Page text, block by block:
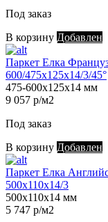
Под заказ
В корзину Добавлен
Паркет Елка
600/475х125х14/3/45°
475-600х125х14 мм
9 057 р/м2
Под заказ
В корзину Добавлен
Паркет Елка
500х110х14/3
500х110х14 мм
5 747 р/м2